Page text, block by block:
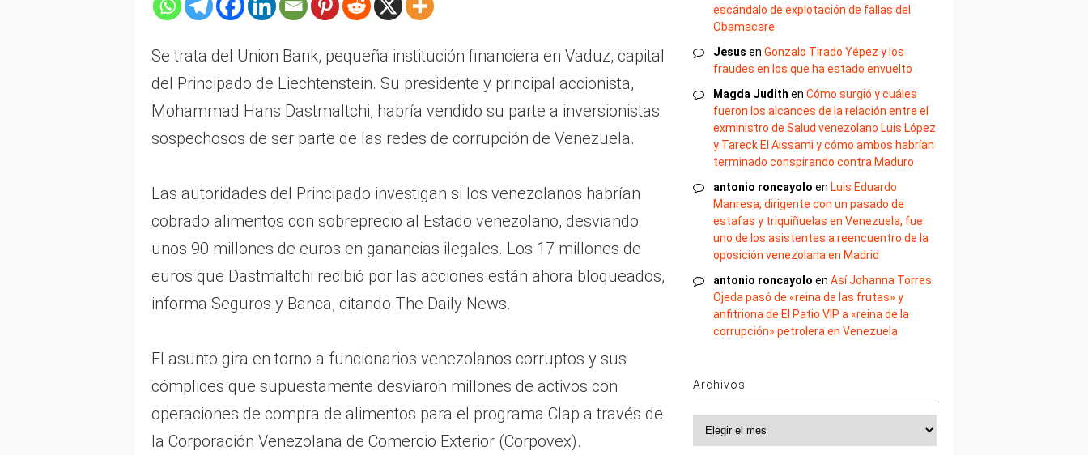
Se trata del Union Bank, pequeña institución financiera en Vaduz, capital
del Principado de Liechtenstein. Su presidente y principal accionista,
Mohammad Hans Dastmaltchi, habría vendido su parte a inversionistas
sospechosos de ser parte de las redes de corrupción de Venezuela.
Las autoridades del Principado investigan si los venezolanos habrían
cobrado alimentos con sobreprecio al Estado venezolano, desviando
unos 90 millones de euros en ganancias ilegales. Los 17 millones de
euros que Dastmaltchi recibió por las acciones están ahora bloqueados,
informa Seguros y Banca, citando The Daily News.
El asunto gira en torno a funcionarios venezolanos corruptos y sus
cómplices que supuestamente desviaron millones de activos con
operaciones de compra de alimentos para el programa Clap a través de
la Corporación Venezolana de Comercio Exterior (Corpovex).
escándalo de explotación de fallas del
Obamacare
Jesus enGonzalo Tirado Yépez y los
fraudes en los que ha estado envuelto
Magda Judith enCómo surgió y cuáles
fueron los alcances de la relación entre el
exministro de Salud venezolano Luis López
y Tareck El Aissami y cómo ambos habrían
terminado conspirando contra Maduro
antonio roncayolo en Luis Eduardo
Manresa, dirigente con un pasado de
estafas y triquiñuelas en Venezuela, fue
uno de los asistentes a reencuentro de la
oposición venezolana en Madrid
antonio roncayolo enAsí Johanna Torres
Ojeda pasó de «reina de las frutas» y
anfitriona de El Patio VIP a «reina de la
corrupción» petrolera en Venezuela
Archivos